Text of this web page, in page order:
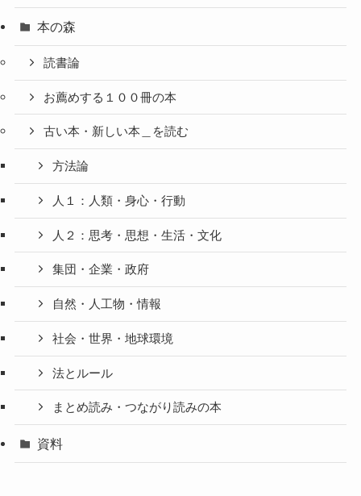
本の森
読書論
お薦めする１００冊の本
古い本・新しい本＿を読む
方法論
人１：人類・身心・行動
人２：思考・思想・生活・文化
集団・企業・政府
自然・人工物・情報
社会・世界・地球環境
法とルール
まとめ読み・つながり読みの本
資料